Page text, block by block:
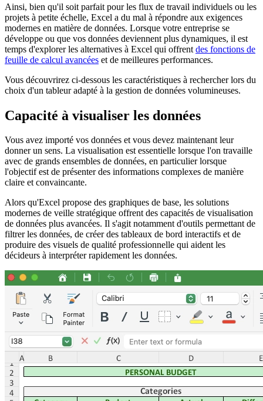
Ainsi, bien qu'il soit parfait pour les flux de travail individuels ou les
projets à petite échelle, Excel a du mal à répondre aux exigences
modernes en matière de données. Lorsque votre entreprise se
développe ou que vos données deviennent plus dynamiques, il est
temps d'explorer les alternatives à Excel qui offrent des fonctions de
feuille de calcul avancées et de meilleures performances.
Vous découvrirez ci-dessous les caractéristiques à rechercher lors du
choix d'un tableur adapté à la gestion de données volumineuses.
Capacité à visualiser les données
Vous avez importé vos données et vous devez maintenant leur
donner un sens. La visualisation est essentielle lorsque l'on travaille
avec de grands ensembles de données, en particulier lorsque
l'objectif est de présenter des informations complexes de manière
claire et convaincante.
Alors qu'Excel propose des graphiques de base, les solutions
modernes de veille stratégique offrent des capacités de visualisation
de données plus avancées. Il s'agit notamment d'outils permettant de
filtrer les données, de créer des tableaux de bord interactifs et de
produire des visuels de qualité professionnelle qui aident les
décideurs à interpréter rapidement les données.